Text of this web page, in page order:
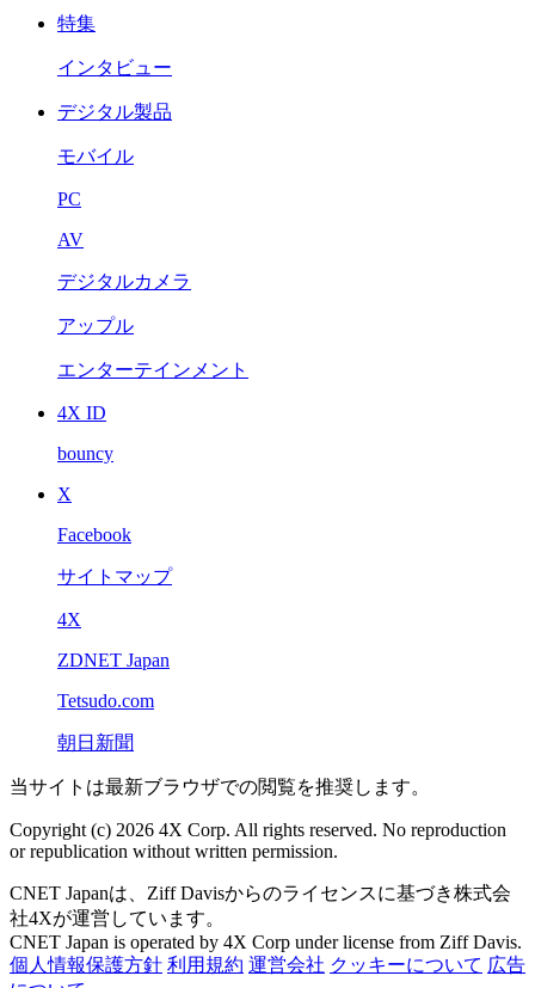
特集
インタビュー
デジタル製品
モバイル
PC
AV
デジタルカメラ
アップル
エンターテインメント
4X ID
bouncy
X
Facebook
サイトマップ
4X
ZDNET Japan
Tetsudo.com
朝日新聞
当サイトは最新ブラウザでの閲覧を推奨します。
Copyright (c) 2026 4X Corp. All rights reserved. No reproduction
or republication without written permission.
CNET Japanは、Ziff Davisからのライセンスに基づき株式会
社4Xが運営しています。
CNET Japan is operated by 4X Corp under license from Ziff Davis.
個人情報保護方針 利用規約 運営会社 クッキーについて 広告